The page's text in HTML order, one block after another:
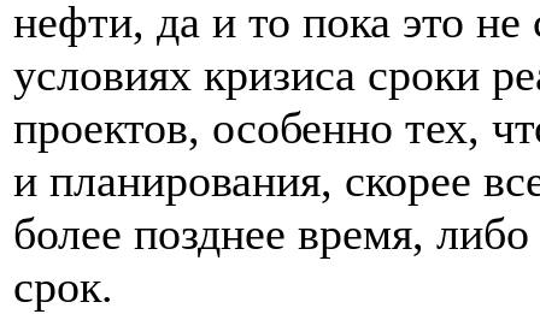
нефти, да и то пока это не
условиях кризиса сроки
проектов, особенно тех,
и планирования, скорее
более позднее время,
срок.